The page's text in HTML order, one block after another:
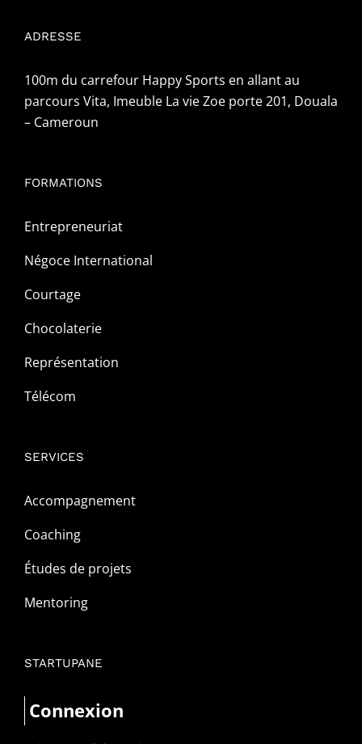
ADRESSE
100m du carrefour Happy Sports en allant au
parcours Vita, Imeuble La vie Zoe porte 201, Douala
– Cameroun
FORMATIONS
Entrepreneuriat
Négoce International
Courtage
Chocolaterie
Représentation
Télécom
SERVICES
Accompagnement
Coaching
Études de projets
Mentoring
STARTUPANE
Connexion